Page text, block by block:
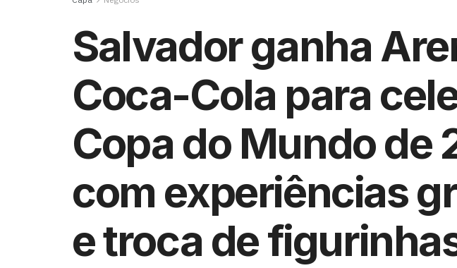
Salvador ganha
Coca-Cola para
Copa do Mundo de
com experiências
e troca de